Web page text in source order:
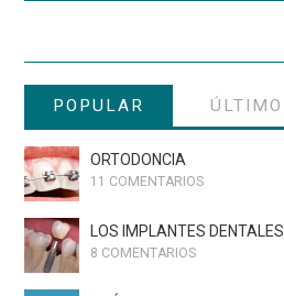
POPULAR ÚLTIMO
ORTODONCIA
11 COMENTARIOS
LOS IMPLANTES DENTALES
8 COMENTARIOS